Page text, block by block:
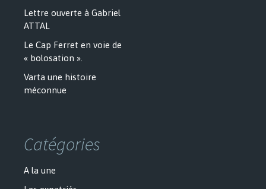
Lettre ouverte à Gabriel
ATTAL
Le Cap Ferret en voie de
« bolosation ».
Varta une histoire
méconnue
Catégories
A la une